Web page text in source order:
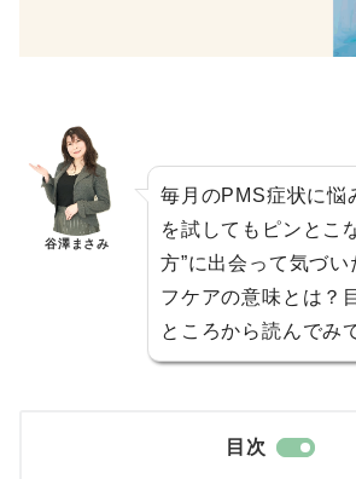
谷澤まさみ
毎月のPMS症状に悩
を試してもピンとこ
方”に出会って気づ
フケアの意味とは？
ところから読んでみ
目次